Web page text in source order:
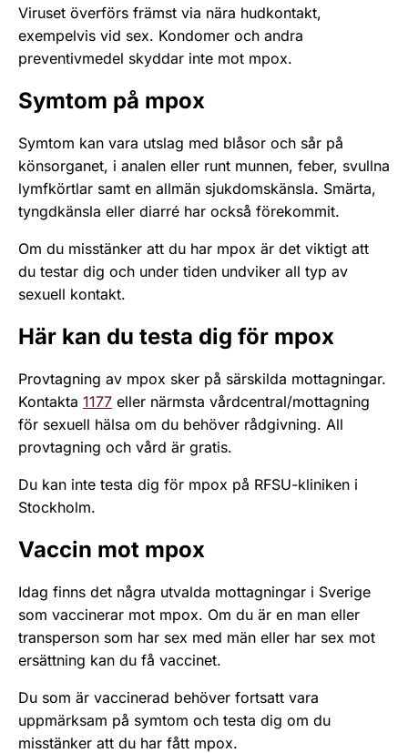
Viruset överförs främst via nära hudkontakt,
exempelvis vid sex. Kondomer och andra
preventivmedel skyddar inte mot mpox.
Symtom på mpox
Symtom kan vara utslag med blåsor och sår på
könsorganet, i analen eller runt munnen, feber, svullna
lymfkörtlar samt en allmän sjukdomskänsla. Smärta,
tyngdkänsla eller diarré har också förekommit.
Om du misstänker att du har mpox är det viktigt att
du testar dig och under tiden undviker all typ av
sexuell kontakt.
Här kan du testa dig för mpox
Provtagning av mpox sker på särskilda mottagningar.
Kontakta 1177 eller närmsta vårdcentral/mottagning
för sexuell hälsa om du behöver rådgivning. All
provtagning och vård är gratis.
Du kan inte testa dig för mpox på RFSU-kliniken i
Stockholm.
Vaccin mot mpox
Idag finns det några utvalda mottagningar i Sverige
som vaccinerar mot mpox. Om du är en man eller
transperson som har sex med män eller har sex mot
ersättning kan du få vaccinet.
Du som är vaccinerad behöver fortsatt vara
uppmärksam på symtom och testa dig om du
misstänker att du har fått mpox.